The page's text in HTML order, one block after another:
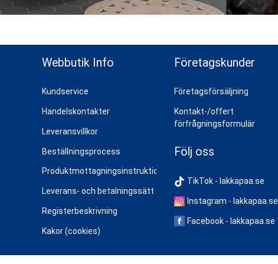
Webbutik Info
Kundservice
Handelskontakter
Leveransvillkor
Beställningsprocess
Produktmottagningsinstruktioner
Leverans- och betalningssätt
Registerbeskrivning
Kakor (cookies)
Företagskunder
Företagsförsäljning
Kontakt-/offert
förfrågningsformulär
Följ oss
TikTok - lakkapaa.se
Instagram - lakkapaa.se
Facebook - lakkapaa.se